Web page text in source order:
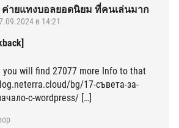
ายแทงบอลยอดนิยม ที่คนเล่นมาก
в 14:21
you will find 27077 more Info to that
bg/17-съвета-за-
с-wordpress/ […]